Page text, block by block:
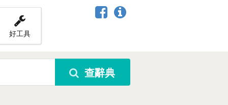
好工具
查辭典